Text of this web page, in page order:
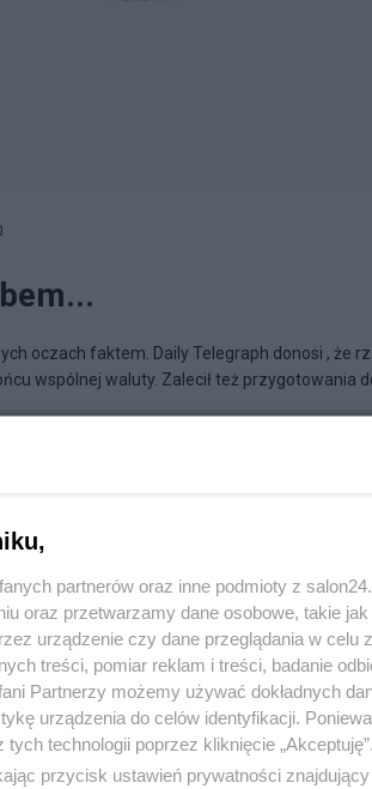
oczach faktem. Daily Telegraph donosi , że
wspólnej waluty. Zalecił też przygotowania
partnerów oraz inne podmioty z
oraz przetwarzamy dane osobowe, takie
urządzenie czy dane przeglądania w celu
treści, pomiar reklam i treści, badanie
Partnerzy możemy używać dokładnych
urządzenia do celów identyfikacji.
tych technologii poprzez kliknięcie
przycisk ustawień prywatności